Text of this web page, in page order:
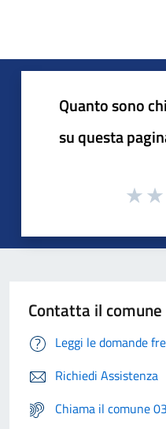
Quanto sono
su questa
Contatta il comune
Leggi le domande
Richiedi Assistenza
Chiama il comune